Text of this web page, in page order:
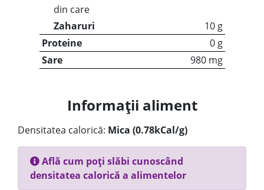
din care
Zaharuri
10 g
Proteine
0 g
Sare
980 mg
Informații aliment
Densitatea calorică: Mica (0.78kCal/g)
Află cum poți slăbi cunoscând
densitatea calorică a alimentelor